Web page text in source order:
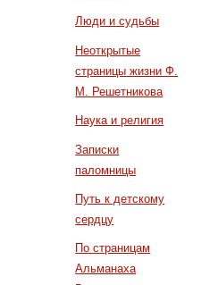
Люди и судьбы
Неоткрытые
страницы жизни Ф.
М. Решетникова
Наука и религия
Записки
паломницы
Путь к детскому
сердцу
По страницам
Альманаха